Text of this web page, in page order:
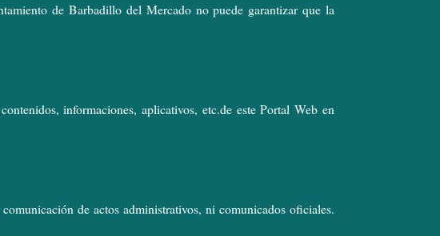
de Barbadillo del Mercado no puede garantizar que la
informaciones, aplicativos, etc.de este Portal Web en
de actos administrativos, ni comunicados oficiales.